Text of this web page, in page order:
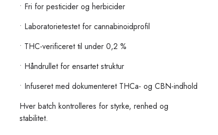
• Fri for pesticider og herbicider
• Laboratorietestet for cannabinoidprofil
• THC-verificeret til under 0,2 %
• Håndrullet for ensartet struktur
• Infuseret med dokumenteret THCa- og CBN-indhold
Hver batch kontrolleres for styrke, renhed og
stabilitet.